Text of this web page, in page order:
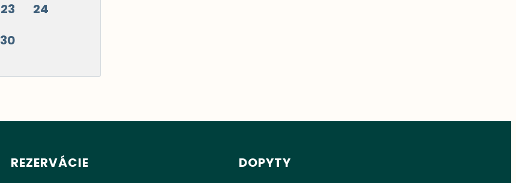
23
24
30
REZERVÁCIE DOPYTY